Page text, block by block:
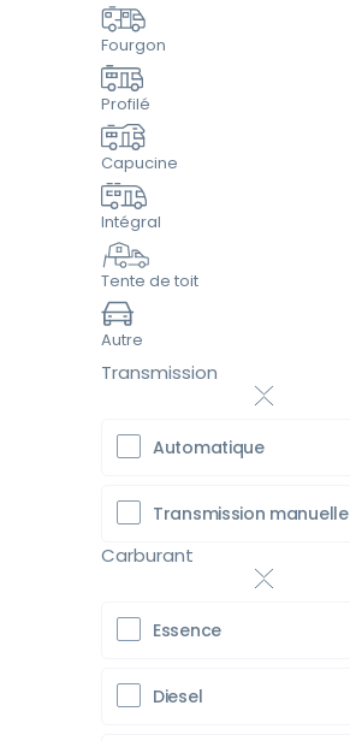
Fourgon
Profilé
Capucine
Intégral
Tente de toit
Autre
Transmission
Automatique
Transmission manuelle
Carburant
Essence
Diesel